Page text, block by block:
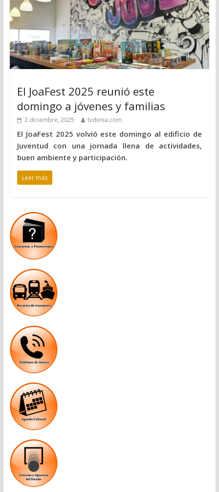
El JoaFest 2025 reunió este
domingo a jóvenes y familias
2 diciembre, 2025 tvdenia.com
El JoaFest 2025 volvió este domingo al edificio de
Juventud con una jornada llena de actividades,
buen ambiente y participación.
Leer más